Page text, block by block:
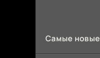
Самые новые